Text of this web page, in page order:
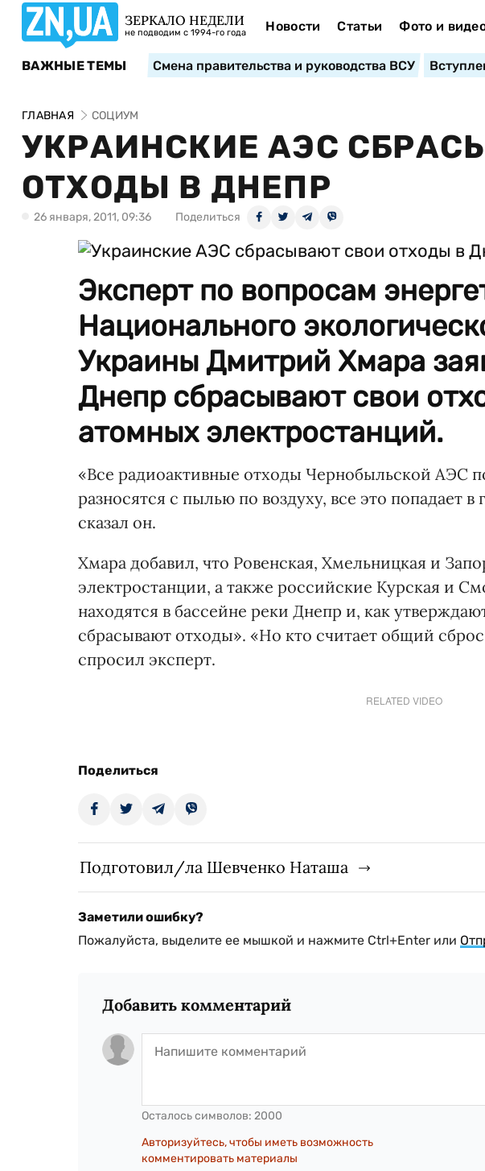
ЗЕРКАЛО НЕДЕЛИ
не подводим с 1994-го года Новости Статьи Фото и
ВАЖНЫЕ ТЕМЫ Смена правительства и руководства ВСУ
ГЛАВНАЯ СОЦИУМ
УКРАИНСКИЕ АЭС
ОТХОДЫ В ДНЕПР
26 января, 2011, 09:36 Поделиться
Эксперт по вопросам
Национального
Украины Дмитрий Хмара
Днепр сбрасывают свои
атомных электростанций.
«Все радиоактивные отходы Чернобыльской АЭС
разносятся с пылью по воздуху, все это попадает
сказал он.
Хмара добавил, что Ровенская, Хмельницкая и
электростанции, а также российские Курская и
находятся в бассейне реки Днепр и, как
сбрасывают отходы». «Но кто считает общий
спросил эксперт.
RELATED VIDEO
Поделиться
Подготовил/ла Шевченко Наташа
Заметили ошибку?
Пожалуйста, выделите ее мышкой и нажмите Ctrl+Enter или
Добавить комментарий
Осталось символов: 2000
Авторизуйтесь, чтобы иметь возможность
комментировать материалы